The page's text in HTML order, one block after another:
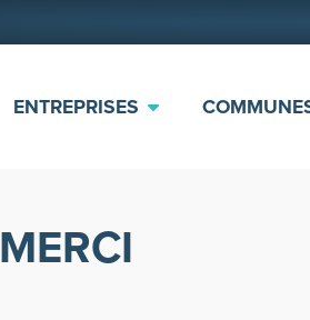
ENTREPRISES
MERCI